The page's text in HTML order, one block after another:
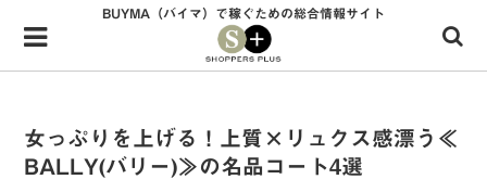
Menu
HOME
34歳独身OLバイマ実践記
BUYMA（バイマ）で稼ぐための総合情報サイト
女っぷりを上げる！上質×リュクス感漂う≪
BALLY(バリー)≫の名品コート4選